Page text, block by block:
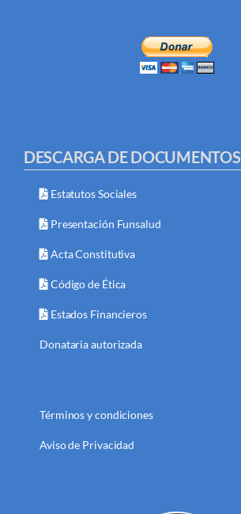
DESCARGA DE DOCUMENTOS
Estatutos Sociales
Presentación Funsalud
Acta Constitutiva
Código de Ética
Estados Financieros
Donataria autorizada
Términos y condiciones
Aviso de Privacidad